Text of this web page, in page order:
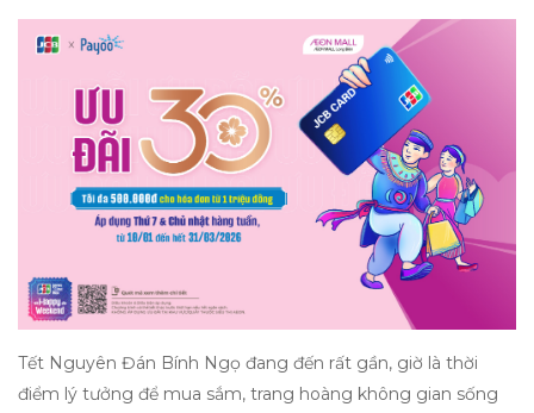
Tết Nguyên Đán Bính Ngọ đang đến rất gần, giờ là thời
điểm lý tưởng để mua sắm, trang hoàng không gian sống